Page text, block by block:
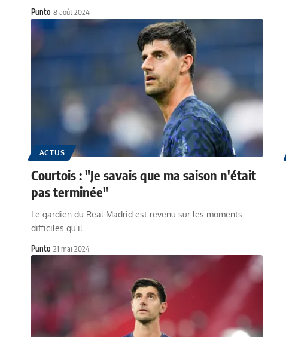
Punto 8 août 2024
ACTUS
Courtois : "Je savais que ma saison n'était
pas terminée"
Le gardien du Real Madrid est revenu sur les moments
difficiles qu'il…
Punto 21 mai 2024